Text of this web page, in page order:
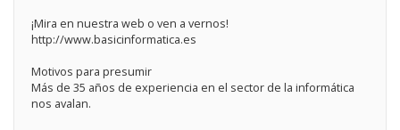
¡Mira en nuestra web o ven a vernos!
http://www.basicinformatica.es
Motivos para presumir
Más de 35 años de experiencia en el sector de la informática
nos avalan.